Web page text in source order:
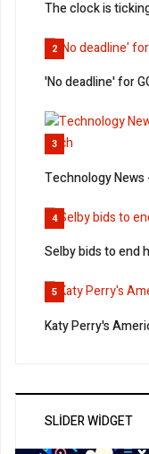
The clock is
2
'No deadline' for
3
Technology
4
Selby bids to end
5
Katy Perry's
SLIDER WIDGET